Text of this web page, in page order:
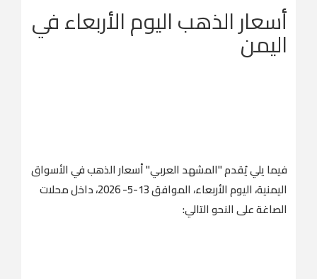
أسعار الذهب اليوم الأربعاء في
اليمن
فيما يلي يُقدم "المشهد العربي" أسعار الذهب في الأسواق
اليمنية، اليوم الأربعاء، الموافق 13-5- 2026، داخل محلات
الصاغة على النحو التالي: